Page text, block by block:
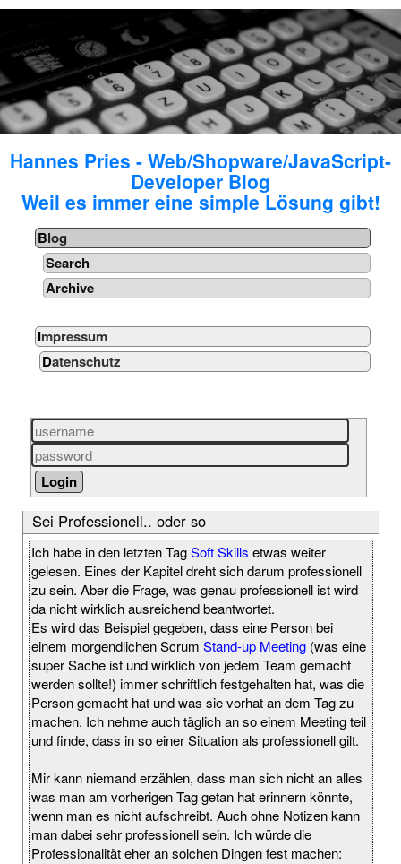
Hannes Pries - Web/Shopware/JavaScript-
Developer Blog
Weil es immer eine simple Lösung gibt!
Blog
Search
Archive
Impressum
Datenschutz
Sei Professionell.. oder so
Ich habe in den letzten TagSoft Skills etwas weiter
gelesen. Eines der Kapitel dreht sich darum professionell
zu sein. Aber die Frage, was genau professionell ist wird
da nicht wirklich ausreichend beantwortet.
Es wird das Beispiel gegeben, dass eine Person bei
einem morgendlichen Scrum Stand-up Meeting (was eine
super Sache ist und wirklich von jedem Team gemacht
werden sollte!) immer schriftlich festgehalten hat, was die
Person gemacht hat und was sie vorhat an dem Tag zu
machen. Ich nehme auch täglich an so einem Meeting teil
und finde, dass in so einer Situation als professionell gilt.
Mir kann niemand erzählen, dass man sich nicht an alles
was man am vorherigen Tag getan hat erinnern könnte,
wenn man es nicht aufschreibt. Auch ohne Notizen kann
man dabei sehr professionell sein. Ich würde die
Professionalität eher an solchen Dingen fest machen: